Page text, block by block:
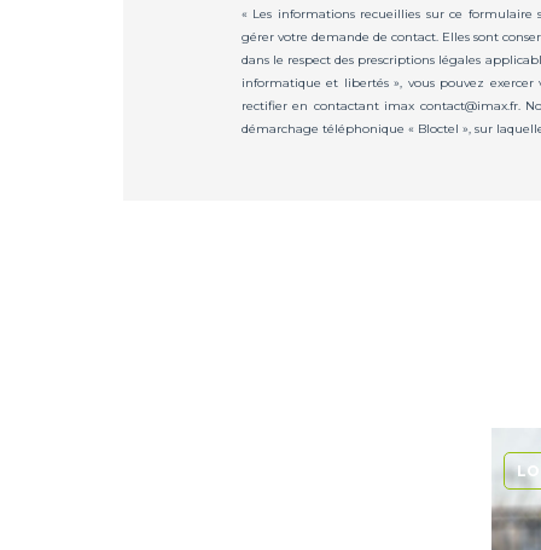
« Les informations recueillies sur ce
gérer votre demande de contact. Elles sont
dans le respect des prescriptions légales
informatique et libertés », vous pouvez
rectifier en contactant imax contact@imax.fr.
démarchage téléphonique « Bloctel », sur